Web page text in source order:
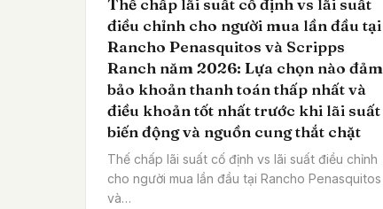
Thế chấp lãi suất cố định vs lãi suất
điều chỉnh cho người mua lần đầu tại
Rancho Penasquitos và Scripps
Ranch năm 2026: Lựa chọn nào đảm
bảo khoản thanh toán thấp nhất và
điều khoản tốt nhất trước khi lãi suất
biến động và nguồn cung thắt chặt
Thế chấp lãi suất cố định vs lãi suất điều chỉnh
cho người mua lần đầu tại Rancho Penasquitos
và…